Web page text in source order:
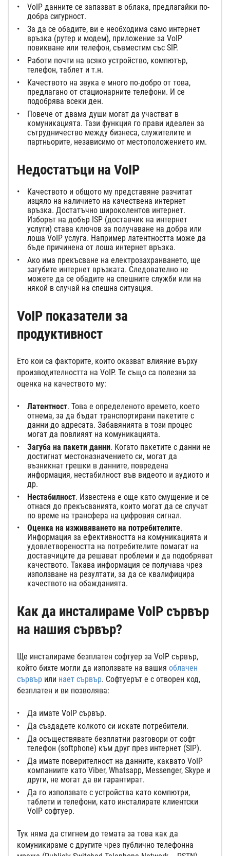
VoIP данните се запазват в облака, предлагайки по-
добра сигурност.
За да се обадите, ви е необходима само интернет
връзка (рутер и модем), приложение за VoIP
повикване или телефон, съвместим със SIP.
Работи почти на всяко устройство, компютър,
телефон, таблет и т.н.
Качеството на звука е много по-добро от това,
предлагано от стационарните телефони. И се
подобрява всеки ден.
Повече от двама души могат да участват в
комуникацията. Тази функция го прави идеален за
сътрудничество между бизнеса, служителите и
партньорите, независимо от местоположението им.
Недостатъци на VoIP
Качеството и общото му представяне разчитат
изцяло на наличието на качествена интернет
връзка. Достатъчно широколентов интернет.
Изборът на добър ISP (доставчик на интернет
услуги) става ключов за получаване на добра или
лоша VoIP услуга. Например латентността може да
бъде причинена от лоша интернет връзка.
Ако има прекъсване на електрозахранването, ще
загубите интернет връзката. Следователно не
можете да се обадите на спешните служби или на
някой в случай на спешна ситуация.
VoIP показатели за
продуктивност
Ето кои са факторите, които оказват влияние върху
производителността на VoIP. Те също са полезни за
оценка на качеството му:
Латентност. Това е определеното времето, което
отнема, за да бъдат транспортирани пакетите с
данни до адресата. Забавянията в този процес
могат да повлияят на комуникацията.
Загуба на пакети данни. Когато пакетите с данни не
достигнат местоназначението си, могат да
възникнат грешки в данните, повредена
информация, нестабилност във видеото и аудиото и
др.
Нестабилност. Известена е още като смущение и се
отнася до прекъсванията, които могат да се случат
по време на трансфера на цифровия сигнал.
Оценка на изживяването на потребителите.
Информация за ефективността на комуникацията и
удовлетвореността на потребителите помагат на
доставчиците да решават проблеми и да подобряват
качеството. Такава информация се получава чрез
използване на резултати, за да се квалифицира
качеството на обажданията.
Как да инсталираме VoIP сървър
на нашия сървър?
Ще инсталираме безплатен софтуер за VoIP сървър,
който бихте могли да използвате на вашия облачен
сървър или нает сървър. Софтуерът е с отворен код,
безплатен и ви позволява:
Да имате VoIP сървър.
Да създадете колкото си искате потребители.
Да осъществявате безплатни разговори от софт
телефон (softphone) към друг през интернет (SIP).
Да имате поверителност на данните, каквато VoIP
компаниите като Viber, Whatsapp, Messenger, Skype и
други, не могат да ви гарантират.
Да го използвате с устройства като компютри,
таблети и телефони, като инсталирате клиентски
VoIP софтуер.
Тук няма да стигнем до темата за това как да
комуникираме с другите чрез публично телефонна